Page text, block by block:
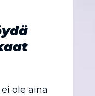
ole aina